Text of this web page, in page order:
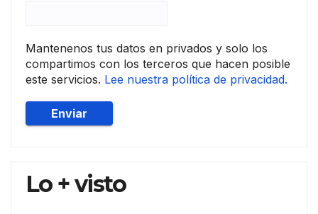
Mantenenos tus datos en privados y solo los
compartimos con los terceros que hacen posible
este servicios. Lee nuestra política de privacidad.
Lo + visto